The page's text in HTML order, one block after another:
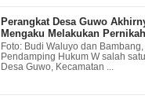
Perangkat Desa Guwo
Mengaku Melakukan
Foto: Budi Waluyo dan Bambang,
Pendamping Hukum W salah
Desa Guwo, Kecamatan ...